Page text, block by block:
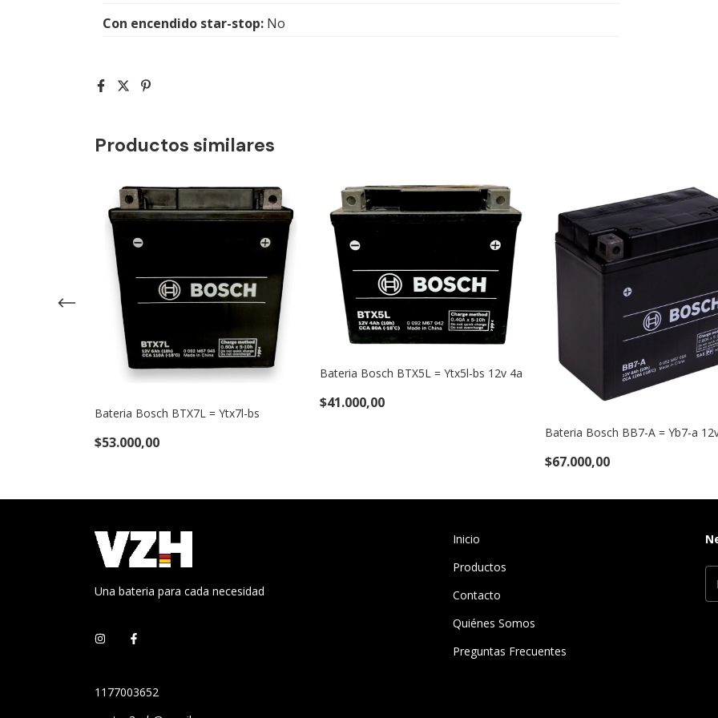
Con encendido star-stop: No
Productos similares
Bateria Bosch BTX7L = Ytx7l-bs
$53.000,00
Bateria Bosch BTX5L = Ytx5l-bs 12v 4a
$41.000,00
Bateria Bosch BB7-A = Yb7-a
$67.000,00
Una bateria para cada necesidad
1177003652
Inicio
Productos
Contacto
Quiénes Somos
Preguntas Frecuentes